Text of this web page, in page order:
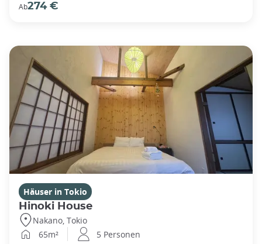
Ab274 €
Häuser in Tokio
Hinoki House
Nakano, Tokio
65m²
5 Personen